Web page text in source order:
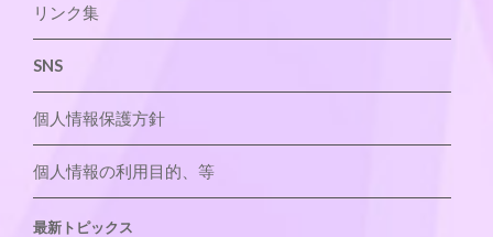
リンク集
SNS
個人情報保護方針
個人情報の利用目的、等
最新トピックス